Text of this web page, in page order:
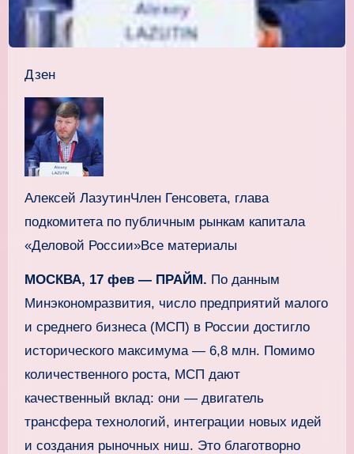
Дзен
Алексей ЛазутинЧлен Генсовета, глава
подкомитета по публичным рынкам капитала
«Деловой России»Все материалы
МОСКВА, 17 фев — ПРАЙМ. По данным
Минэкономразвития, число предприятий малого
и среднего бизнеса (МСП) в России достигло
исторического максимума — 6,8 млн. Помимо
количественного роста, МСП дают
качественный вклад: они — двигатель
трансфера технологий, интеграции новых идей
и создания рыночных ниш. Это благотворно